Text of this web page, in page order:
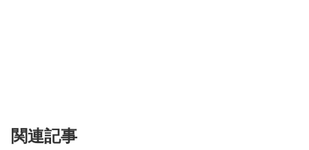
関連記事